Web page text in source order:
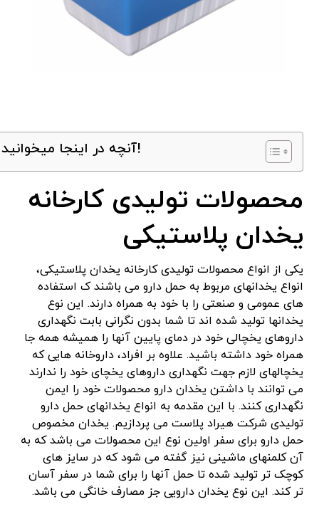
آنچه در اینجا میخوانید!
محصولات تولیدی کارخانه
یخدان پلاستیکی
یکی از انواع محصولات تولیدی کارخانه یخدان پلاستیکی،
انواع یخدانهای مربوط به حمل دارو می باشند ک استفاده
های عمومی و صنعتی را با خود به همراه دارند. این نوع
یخدانها تولید شده اند تا شما بدون نگرانی بابت نگهداری
داروهای یخچالی خود در دمای پایین آنها را همیشه همه جا
همراه خود داشته باشید. علاوه بر افراد، داروخانه هایی که
یخچالهای لازم جهت نگهداری داروهای یخچای خود را ندارند
می توانند با داشتن یخدان دارو محصولات خود را ایمن
نگهداری کنند. با این مقدمه به انواع یخدانهای حمل دارو
تولیدی شرکت هیراد پلاست می پردازیم. یخدان مخصوص
حمل دارو برای سفر اولین نوع این محصولات می باشد که به
آن کلمنهای ماشینی نیز گفته می شود که در سایز های
کوچک تر تولید شده تا حمل آنها را برای شما در سفر آسان
تر کند. این نوع یخدان دارویی جز مصارف خانگی می باشد.